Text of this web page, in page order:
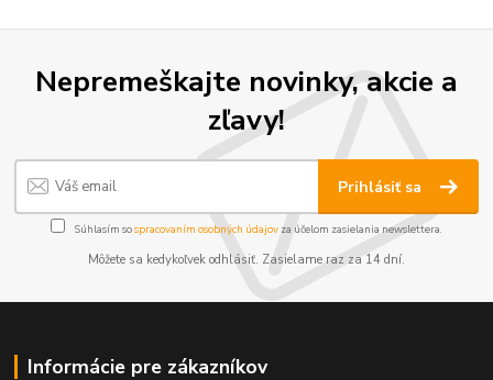
Nepremeškajte novinky, akcie a
zľavy!
Prihlásiť sa
Súhlasím sospracovaním osobných údajov za účelom zasielania newslettera.
Môžete sa kedykoľvek odhlásiť. Zasielame raz za 14 dní.
Informácie pre zákazníkov